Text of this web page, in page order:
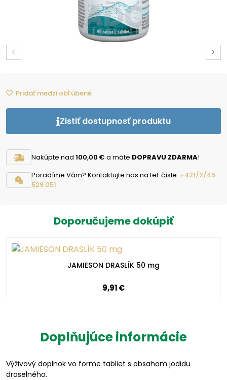
Pridať medzi obľúbené
Zistiť dostupnosť produktu
Nakúpte nad 100,00 € a máte DOPRAVU ZDARMA!
Poradíme Vám? Kontaktujte nás na tel. čísle: +421/2/45
529 051
Doporučujeme dokúpiť
JAMIESON DRASLÍK 50 mg
9,91 €
Doplňujúce informácie
Výživový doplnok vo forme tabliet s obsahom jodidu
draselného.